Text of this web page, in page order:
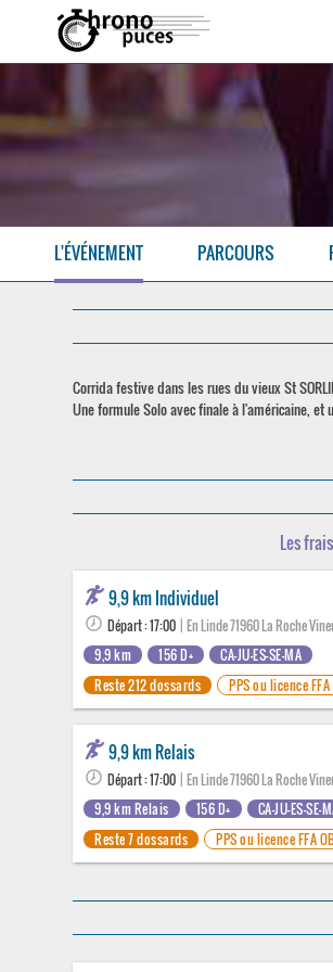
L'ÉVÉNEMENT PARCOURS
Corrida festive dans les rues du vieux St
Une formule Solo avec finale à l'américaine,
Les
9,9 km Individuel
Départ : 17:00 | En Linde 71960 La Roche
9,9 km
156 D+
CA-JU-ES-SE-MA
Reste 212 dossards
PPS ou licence FFA
9,9 km Relais
Départ : 17:00 | En Linde 71960 La Roche
9,9 km Relais
156 D+
CA-JU-ES-SE-
Reste 7 dossards
PPS ou licence FFA